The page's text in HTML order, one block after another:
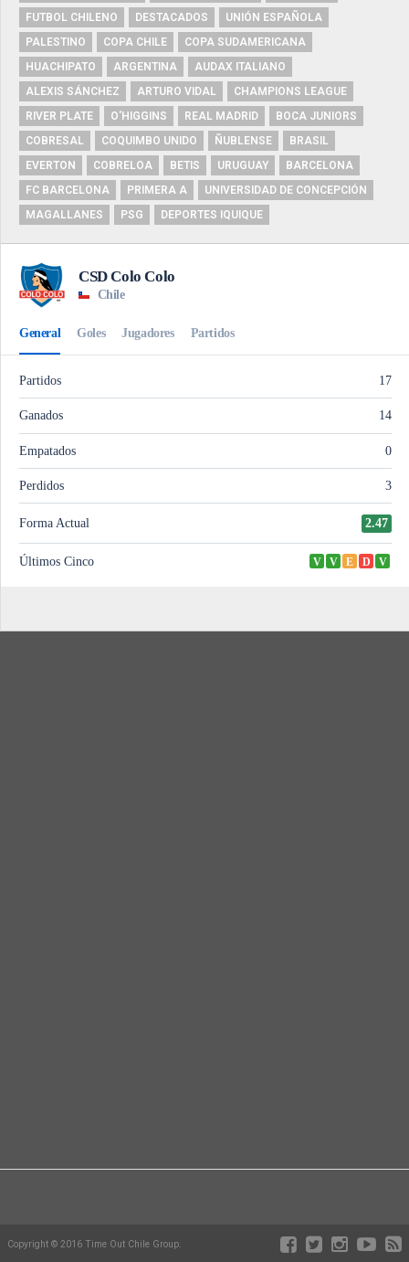
FUTBOL CHILENO
DESTACADOS
UNIÓN ESPAÑOLA
PALESTINO
COPA CHILE
COPA SUDAMERICANA
HUACHIPATO
ARGENTINA
AUDAX ITALIANO
ALEXIS SÁNCHEZ
ARTURO VIDAL
CHAMPIONS LEAGUE
RIVER PLATE
O'HIGGINS REAL MADRID
BOCA JUNIORS
COBRESAL
COQUIMBO UNIDO ÑUBLENSE
BRASIL
EVERTON
COBRELOA BETIS URUGUAY
BARCELONA
FC BARCELONA
PRIMERA A
UNIVERSIDAD DE CONCEPCIÓN
MAGALLANES
PSG DEPORTES IQUIQUE
Copyright © 2016 Time Out Chile Group.